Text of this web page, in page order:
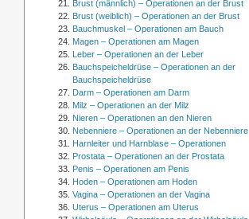
Brust (männlich) – Operationen an der Brust
Brust (weiblich) – Operationen an der Brust
Bauchmuskel – Operationen am Bauch
Magen – Operationen am Magen
Leber – Operationen an der Leber
Bauchspeicheldrüse – Operationen an der
Bauchspeicheldrüse
Darm – Operationen am Darm
Milz – Operationen an der Milz
Nieren – Operationen an den Nieren
Nebenniere – Operationen an der Nebenniere
Harnleiter und Harnblase – Operationen
Prostata – Operationen an der Prostata
Penis – Operationen am Penis
Hoden – Operationen am Hoden
Vagina – Operationen an der Vagina
Uterus – Operationen am Uterus